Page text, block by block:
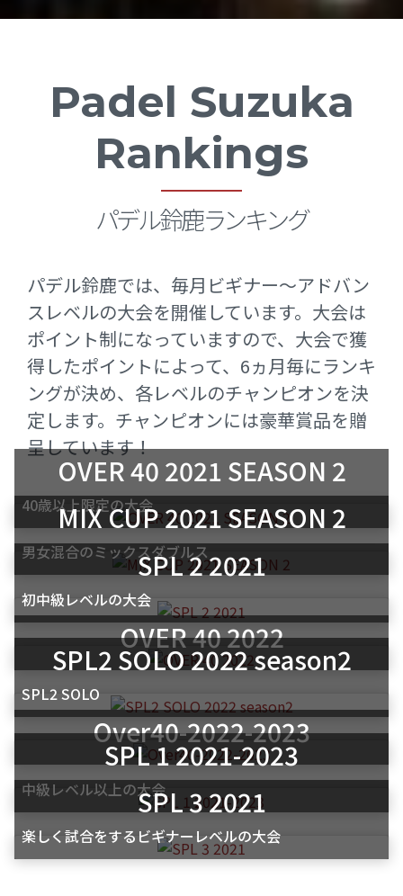
Padel Suzuka
Rankings
パデル鈴鹿ランキング
パデル鈴鹿では、毎月ビギナー～アドバン
スレベルの大会を開催しています。大会は
ポイント制になっていますので、大会で獲
得したポイントによって、6ヵ月毎にランキ
ングが決め、各レベルのチャンピオンを決
定します。チャンピオンには豪華賞品を贈
呈しています！
OVER 40 2021 SEASON 2
40歳以上限定の大会
MIX CUP 2021 SEASON 2
男女混合のミックスダブルス
SPL 2 2021
初中級レベルの大会
OVER 40 2022
SPL2 SOLO 2022 season2
SPL2 SOLO
Over40-2022-2023
SPL 1 2021-2023
中級レベル以上の大会SPL 3 2021
楽しく試合をするビギナーレベルの大会